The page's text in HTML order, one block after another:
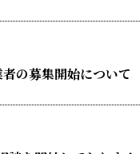
の募集開始について